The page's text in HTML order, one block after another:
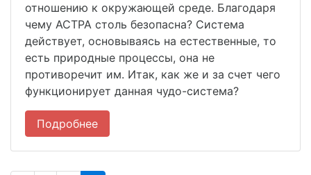
отношению к окружающей среде. Благодаря
чему АСТРА столь безопасна? Система
действует, основываясь на естественные, то
есть природные процессы, она не
противоречит им. Итак, как же и за счет чего
функционирует данная чудо-система?
Подробнее